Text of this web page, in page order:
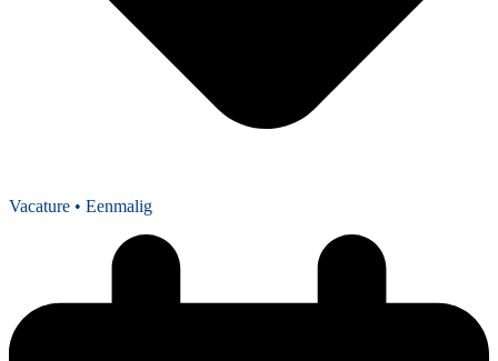
Vacature • Eenmalig